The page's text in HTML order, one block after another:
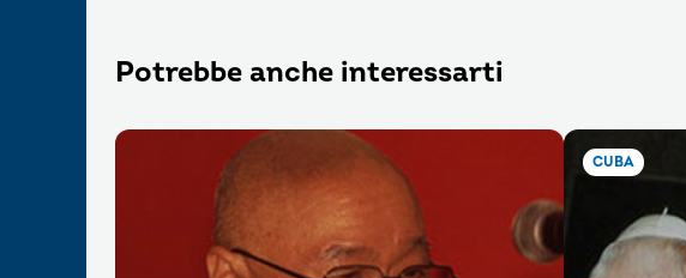
Potrebbe anche interessarti
CUBA